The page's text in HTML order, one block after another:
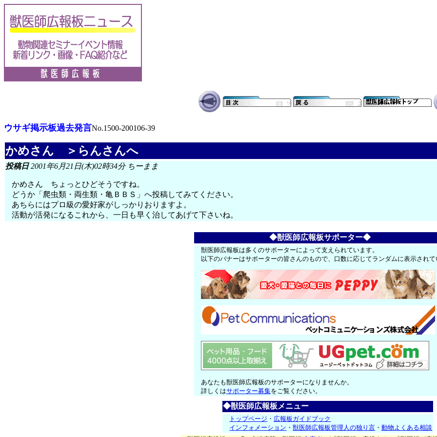
ウサギ掲示板過去発言No.1500-200106-39
かめさん ＞らんさんへ
投稿日2001年6月21日(木)02時34分 ちーまま
かめさん ちょっとひどそうですね。
どうか「爬虫類・両生類・亀ＢＢＳ」へ投稿してみてください。
あちらにはプロ級の愛好家がしっかりおりますよ。
活動が活発になるこれから、一日も早く治してあげて下さいね。
◆獣医師広報板サポーター◆
獣医師広報板は多くのサポーターによって支えられています。
以下のバナーはサポーターの皆さんのもので、口数に応じてランダムに表示され
あなたも獣医師広報板のサポーターになりませんか。
詳しくはサポーター募集をご覧ください。
◆獣医師広報板メニュー
トップページ ・ 広報板ガイドブック
インフォメーション ・獣医師広報板管理人の独り言 ・動物よくある相談